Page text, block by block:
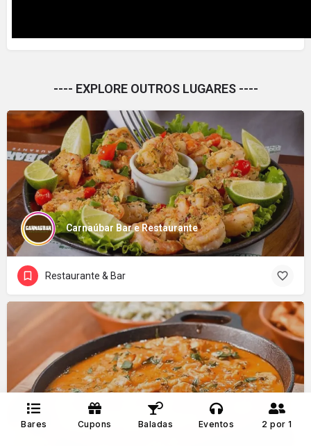
---- EXPLORE OUTROS LUGARES ----
Carnaúbar Bar e Restaurante
Restaurante & Bar
Fazenda Dora Bar & Grill
Bares Cupons Baladas Eventos 2 por 1